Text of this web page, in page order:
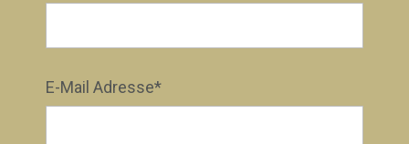
E-Mail Adresse*